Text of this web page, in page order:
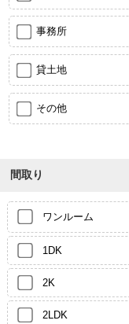
事務所
貸土地
その他
間取り
ワンルーム
1DK
2K
2LDK